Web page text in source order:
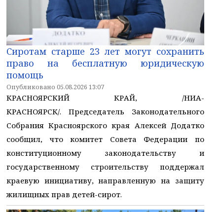
Сиротам старше 23 лет могут сохранить
право на бесплатную юридическую
помощь
Опубликовано 05.08.2026 13:07
КРАСНОЯРСКИЙ КРАЙ, /НИА-
КРАСНОЯРСК/. Председатель Законодательного
Собрания Красноярского края Алексей Додатко
сообщил, что комитет Совета Федерации по
конституционному законодательству и
государственному строительству поддержал
краевую инициативу, направленную на защиту
жилищных прав детей-сирот.